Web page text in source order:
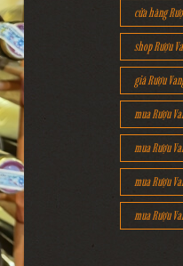
cửa hàng
shop Rượu
giá Rượu
mua Rượu
mua Rượu
mua Rượu
mua Rượu